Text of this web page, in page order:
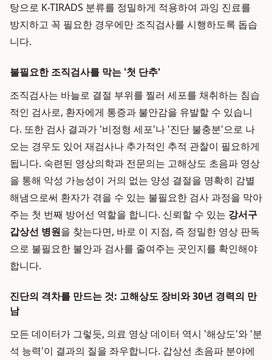
탕으로 K-TIRADS 분류를 정밀하게 적용하여 과잉 진료를
방지하고 꼭 필요한 경우에만 조직검사를 시행하도록 돕습
니다.
불필요한 조직검사를 막는 '첫 단추'
조직검사는 바늘로 결절 부위를 찔러 세포를 채취하는 침습
적인 검사로, 환자에게 통증과 불안감을 유발할 수 있습니
다. 또한 검사 결과가 '비정형 세포'나 '진단 불충분'으로 나
오는 경우도 있어 재검사나 추가적인 추적 관찰이 필요하게
됩니다. 숙련된 영상의학과 전문의는 고해상도 초음파 영상
을 통해 악성 가능성이 거의 없는 양성 결절을 명확히 감별
해냄으로써 환자가 겪을 수 있는 불필요한 검사 과정을 막아
주는 첫 번째 방어선 역할을 합니다. 신뢰할 수 있는 강서구
갑상선 병원을 찾는다면, 바로 이 지점, 즉 정밀한 영상 판독
으로 불필요한 불안과 검사를 줄여주는 곳인지를 확인해야
합니다.
진단의 격차를 만드는 것: 고해상도 장비와 30년 경력의 만
남
모든 데이터가 그렇듯, 의료 영상 데이터 역시 '해상도'와 '분
석 능력'이 결과의 질을 좌우합니다. 갑상선 초음파 분야에